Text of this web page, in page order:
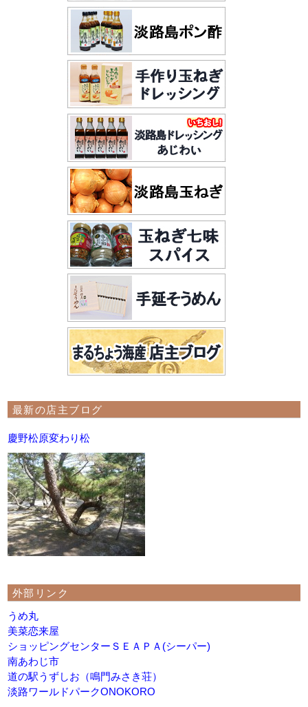
最新の店主ブログ
慶野松原変わり松
外部リンク
うめ丸
美菜恋来屋
ショッピングセンターＳＥＡＰＡ(シーパー)
南あわじ市
道の駅うずしお（鳴門みさき荘）
淡路ワールドパークONOKORO